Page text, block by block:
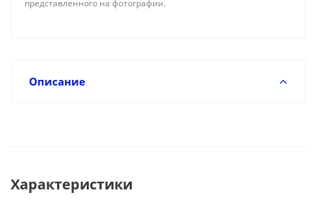
представленного на фотографии.
Описание
Характеристики